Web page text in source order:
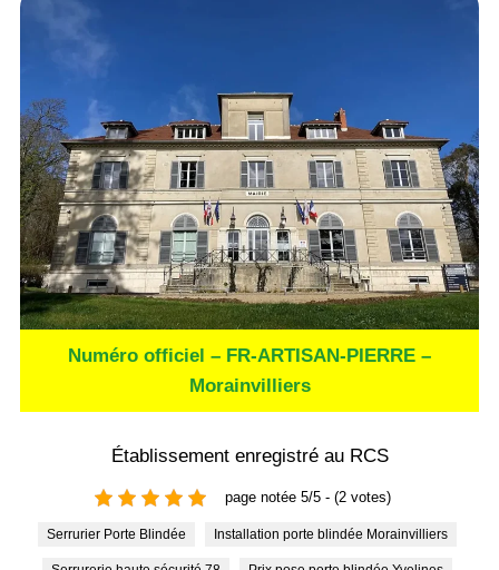
Numéro officiel – FR-ARTISAN-PIERRE –
Morainvilliers
Établissement enregistré au RCS
page notée 5/5 - (2 votes)
Serrurier Porte Blindée Installation porte blindée Morainvilliers